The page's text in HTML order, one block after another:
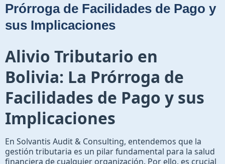
Prórroga de Facilidades de Pago y
sus Implicaciones
Alivio Tributario en
Bolivia: La Prórroga de
Facilidades de Pago y sus
Implicaciones
En Solvantis Audit & Consulting, entendemos que la
gestión tributaria es un pilar fundamental para la salud
financiera de cualquier organización. Por ello, es crucial